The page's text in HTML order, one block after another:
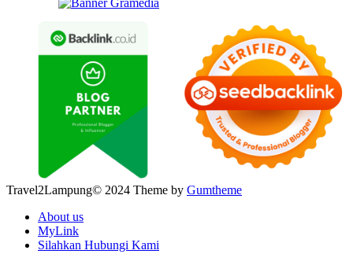
Travel2Lampung© 2024 Theme by Gumtheme
About us
MyLink
Silahkan Hubungi Kami